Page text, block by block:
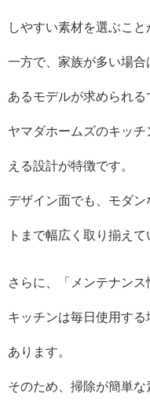
しやすい素材を選ぶこと
一方で、家族が多い場
あるモデルが求められる
ヤマダホームズのキッ
える設計が特徴です。
デザイン面でも、モダ
トまで幅広く取り揃えて
さらに、「メンテナンス
キッチンは毎日使用す
あります。
そのため、掃除が簡単